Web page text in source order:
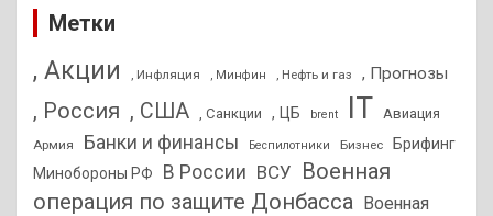
Метки
, Акции , Инфляция , Минфин , Нефть и газ , Прогнозы
, Россия , США , Санкции , ЦБ brent IT Авиация
Армия Банки и финансы Беспилотники Бизнес
Брифинг
Минобороны РФ
В России ВСУ Военная
операция по защите Донбасса Военная